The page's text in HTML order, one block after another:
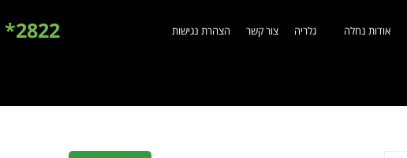
אודות נחלה גלריה צור קשר הצהרת נגישות 2822*